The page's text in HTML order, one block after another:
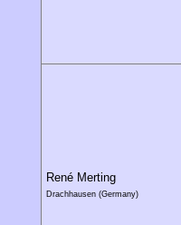
René Merting
Drachhausen (Germany)